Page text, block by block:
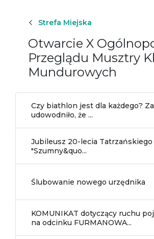
Strefa Miejska
Otwarcie X
Przeglądu Musztry
Mundurowych
Czy biathlon jest dla każdego?
udowodniło, że ...
Jubileusz 20-lecia Tatrzańskiego
"Szumny&quo...
Ślubowanie nowego urzędnika
KOMUNIKAT dotyczący ruchu
na odcinku FURMANOWA...